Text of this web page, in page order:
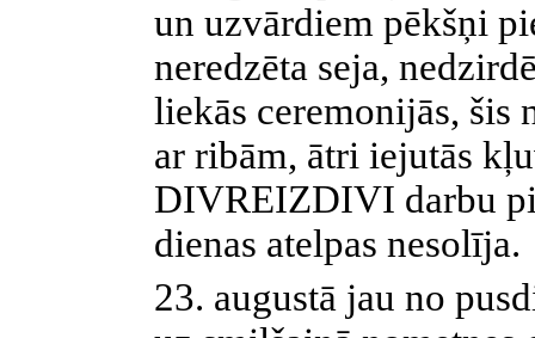
un uzvārdiem pēkšņi
neredzēta seja,
liekās ceremonijās, šis
ar ribām, ātri iejutās
DIVREIZDIVI darbu
dienas atelpas nesolīja.
23. augustā jau no